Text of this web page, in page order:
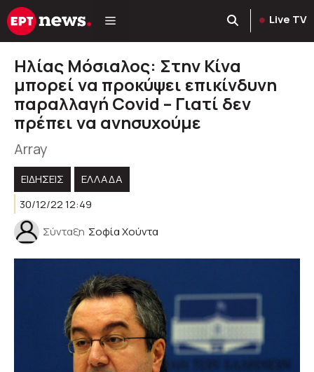
Μετάβαση
σε
Live TV
Ηλίας Μόσιαλος: Στην Κίνα
μπορεί να προκύψει επικίνδυνη
παραλλαγή Covid – Γιατί δεν
πρέπει να ανησυχούμε
Array
ΕΙΔΗΣΕΙΣ
ΕΛΛΑΔΑ
30/12/22 12:49
Σύνταξη Σοφία Χούντα